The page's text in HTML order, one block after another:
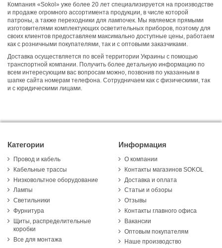
Компания «Sokol» уже более 20 лет специализируется на производстве
и продаже огромного ассортимента продукции, в числе которой
патроны, а также переходники для лампочек. Мы являемся прямыми
изготовителями комплектующих осветительных приборов, поэтому для
своих клиентов предоставляем максимально доступные цены, работаем
как с розничными покупателями, так и с оптовыми заказчиками.
Доставка осуществляется по всей территории Украины с помощью
транспортной компании. Получить более детальную информацию по
всем интересующим вас вопросам можно, позвонив по указанным в
шапке сайта номерам телефона. Сотрудничаем как с физическими, так
и с юридическими лицами.
Категории
Провод и кабель
Кабельные трассы
Низковольтное оборудование
Лампы
Светильники
Фурнитура
Щиты, распределительные
коробки
Все для монтажа
Информация
О компании
Контакты магазинов SOKOL
Доставка и оплата
Статьи и обзоры
Отзывы
Контакты главного офиса
Вакансии
Оптовым покупателям
Наше производство